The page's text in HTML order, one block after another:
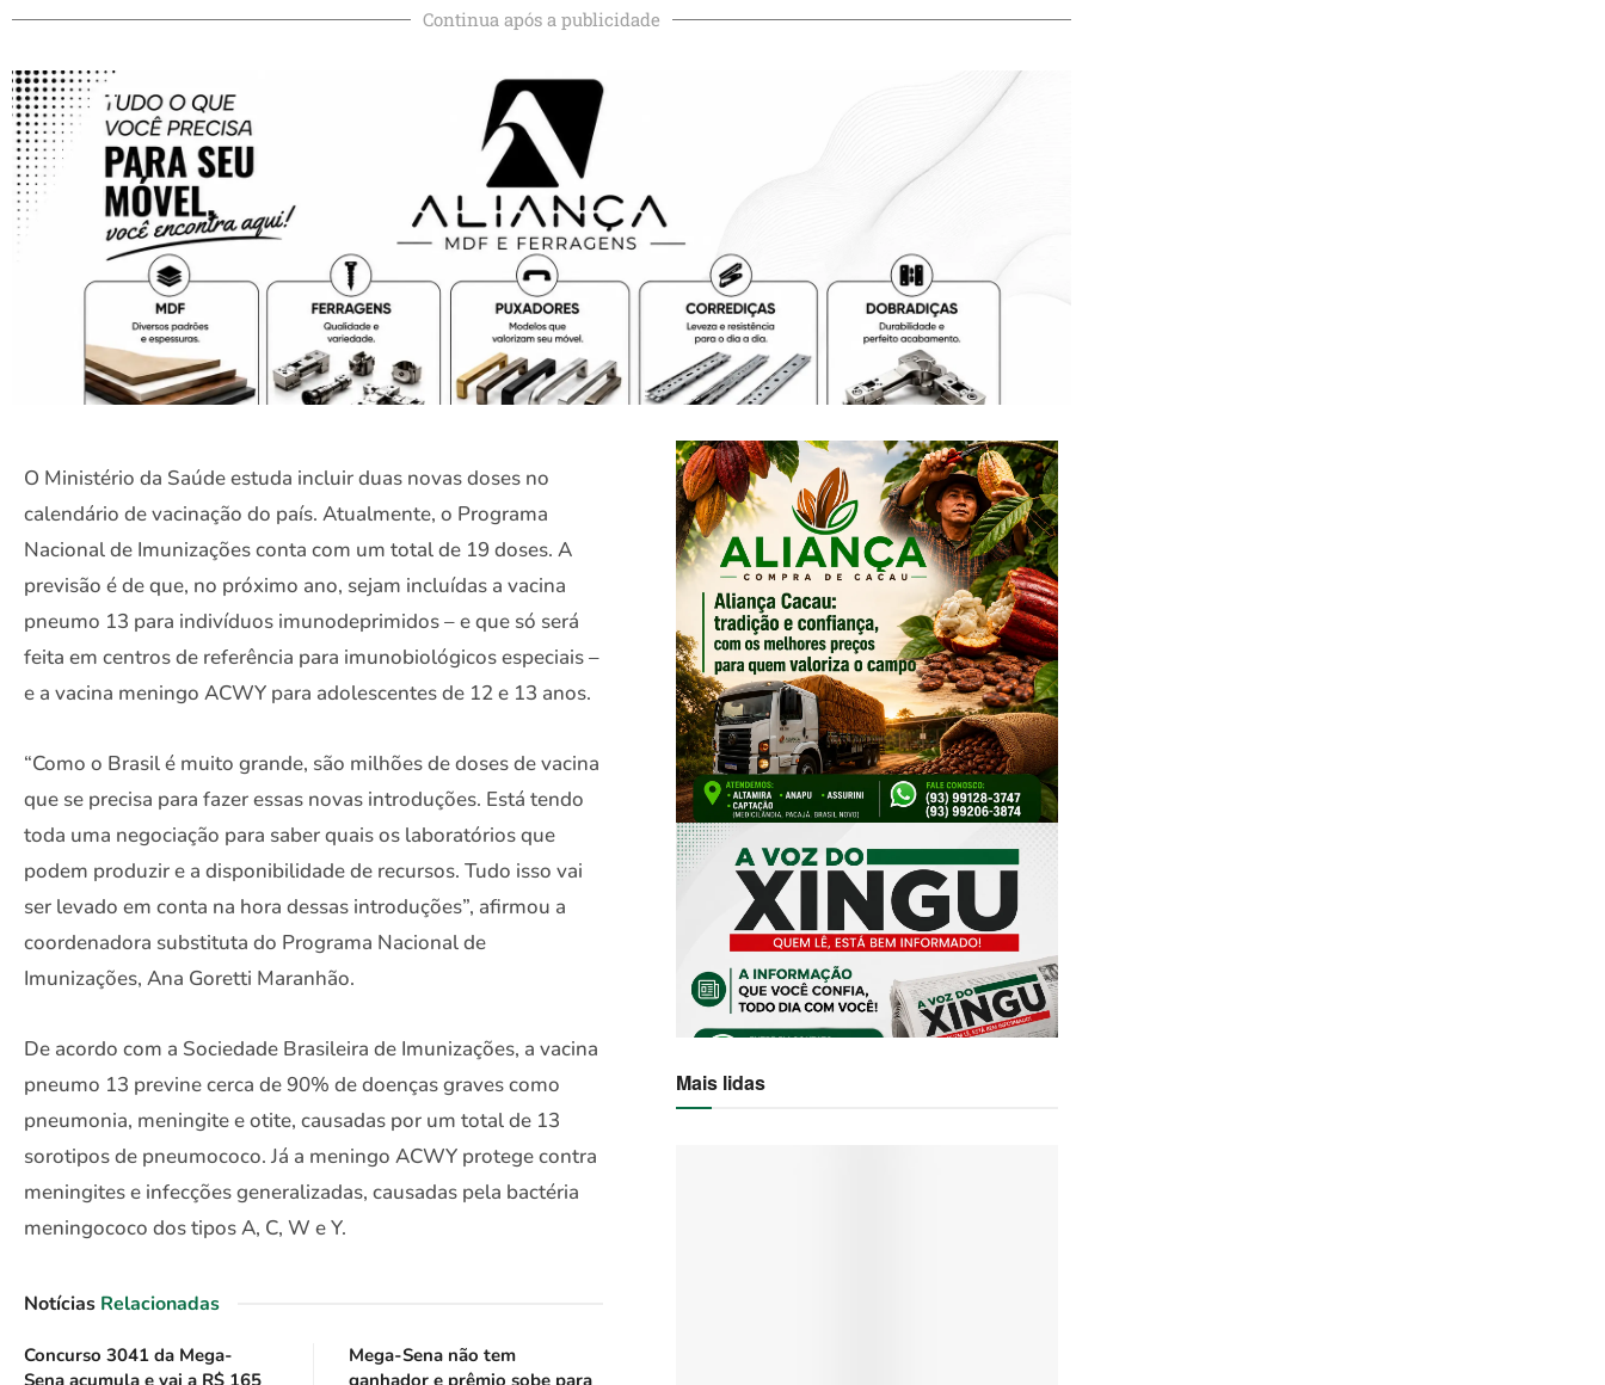
Continua após a publicidade
O Ministério da Saúde estuda incluir duas novas doses no
calendário de vacinação do país. Atualmente, o Programa
Nacional de Imunizações conta com um total de 19 doses. A
previsão é de que, no próximo ano, sejam incluídas a vacina
pneumo 13 para indivíduos imunodeprimidos – e que só será
feita em centros de referência para imunobiológicos especiais –
e a vacina meningo ACWY para adolescentes de 12 e 13 anos.
“Como o Brasil é muito grande, são milhões de doses de vacina
que se precisa para fazer essas novas introduções. Está tendo
toda uma negociação para saber quais os laboratórios que
podem produzir e a disponibilidade de recursos. Tudo isso vai
ser levado em conta na hora dessas introduções”, afirmou a
coordenadora substituta do Programa Nacional de
Imunizações, Ana Goretti Maranhão.
De acordo com a Sociedade Brasileira de Imunizações, a vacina
pneumo 13 previne cerca de 90% de doenças graves como
pneumonia, meningite e otite, causadas por um total de 13
sorotipos de pneumococo. Já a meningo ACWY protege contra
meningites e infecções generalizadas, causadas pela bactéria
meningococo dos tipos A, C, W e Y.
Notícias Relacionadas
Concurso 3041 da Mega-
Sena acumula e vai a R$ 165
Mega-Sena não tem
ganhador e prêmio sobe para
Mais lidas